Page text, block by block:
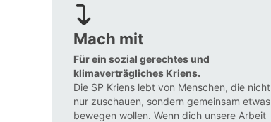
Mach mit
Für ein sozial gerechtes und
klimaverträgliches Kriens.
Die SP Kriens lebt von Menschen, die nicht
nur zuschauen, sondern gemeinsam etwas
bewegen wollen. Wenn dich unsere Arbeit